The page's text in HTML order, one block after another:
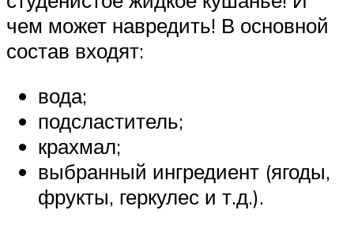
чем может навредить! В основной
состав входят:
вода;
подсластитель;
крахмал;
выбранный ингредиент (ягоды,
фрукты, геркулес и т.д.).